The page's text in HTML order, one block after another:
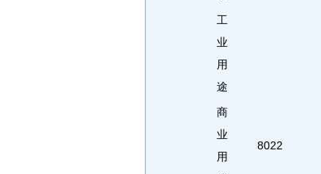
工
业
用
途
商
业
用
8022